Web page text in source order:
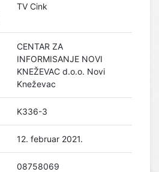
TV Cink
CENTAR ZA
INFORMISANJE NOVI
KNEŽEVAC d.o.o. Novi
Kneževac
K336-3
12. februar 2021.
08758069